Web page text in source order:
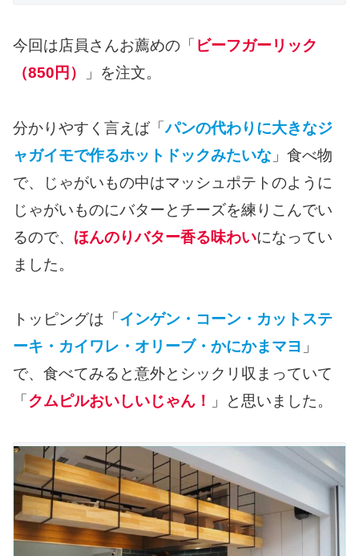
今回は店員さんお薦めの「 ビーフガーリック
（850円）
」を注文。
分かりやすく言えば「パンの代わりに大きなジ
ャガイモで作るホットドックみたいな 」食べ物
で、じゃがいもの中はマッシュポテトのように
じゃがいものにバターとチーズを練りこんでい
るので、 ほんのりバター香る味わいになってい
ました。
トッピングは「インゲン・コーン・カットステ
ーキ・カイワレ・オリーブ・かにかまマヨ 」
で、食べてみると意外とシックリ収まっていて
「クムピルおいしいじゃん！ 」と思いました。